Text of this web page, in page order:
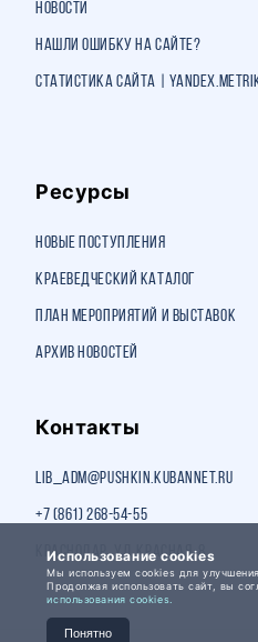
Новости
Нашли ошибку на сайте?
Статистика сайта |
Ресурсы
Новые поступления
Краеведческий каталог
План мероприятий и выставок
Архив новостей
Контакты
lib_adm@pushkin.kubannet.ru
+7 (861) 268-54-55
Краснодар, ул. Красная, 8
Использование cookies
Мы используем cookies для
Продолжая использовать сайт, вы
использования cookies.
Понятно